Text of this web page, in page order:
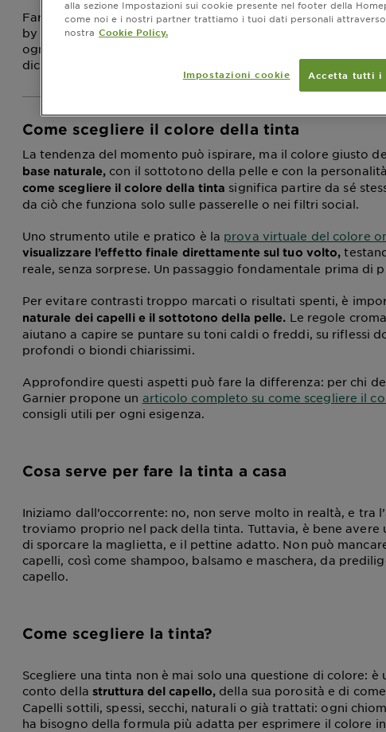
Farsi la tinta da soli a casa? Sì, perché no? Con i giusti
by step è facile e veloce. Non importa se per necessità o
ogni trattamento di bellezza casalingo, l’importante è
diciamo qui di seguito.
Come scegliere il colore della tinta
La tendenza del momento può ispirare, ma il colore giusto
base naturale, con il sottotono della pelle e con la
come scegliere il colore della tinta significa partire da sé
da ciò che funziona solo sulle passerelle o nei filtri social.
Uno strumento utile e pratico è la prova virtuale del colore
visualizzare l’effetto finale direttamente sul tuo volto,
reale, senza sorprese. Un passaggio fondamentale prima di
Per evitare contrasti troppo marcati o risultati spenti, è
naturale dei capelli e il sottotono della pelle. Le regole
aiutano a capire se puntare su toni caldi o freddi, su riflessi
profondi o biondi chiarissimi.
Approfondire questi aspetti può fare la differenza: per chi
Garnier propone un articolo completo su come scegliere il
consigli utili per ogni esigenza.
Cosa serve per fare la tinta a casa
Iniziamo dall’occorrente: no, non serve molto in realtà, e tra
troviamo proprio nel pack della tinta. Tuttavia, è bene avere
di sporcare la maglietta, e il pettine adatto. Non può
capelli, così come shampoo, balsamo e maschera, da
capello.
Come scegliere la tinta?
Scegliere una tinta non è mai solo una questione di colore: è
conto della struttura del capello, della sua porosità e di
Capelli sottili, spessi, secchi, naturali o già trattati: ogni
ha bisogno della formula più adatta per esprimere il colore
alla sezione Impostazioni sui cookie presente nel footer della
come noi e i nostri partner trattiamo i tuoi dati personali
nostra Cookie Policy.
Impostazioni cookie Accetta tutti i